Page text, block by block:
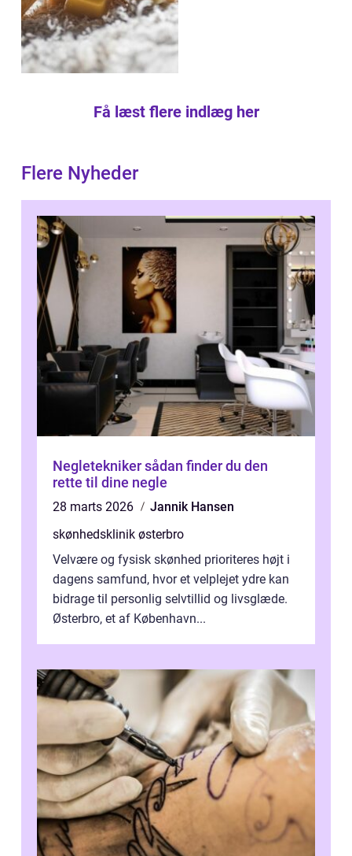
Få læst flere indlæg her
Flere Nyheder
Negletekniker sådan finder du den
rette til dine negle
28 marts 2026
Jannik Hansen
skønhedsklinik østerbro
Velvære og fysisk skønhed prioriteres højt i
dagens samfund, hvor et velplejet ydre kan
bidrage til personlig selvtillid og livsglæde.
Østerbro, et af København...